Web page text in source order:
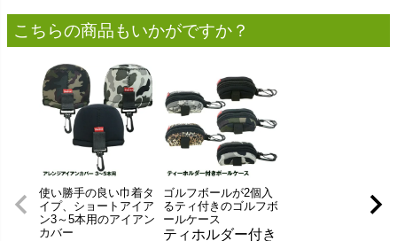
こちらの商品もいかがですか？
使い勝手の良い巾着タ
イプ、ショートアイア
ン3～5本用のアイアン
カバー
ゴルフボールが2個入
るティ付きのゴルフボ
ールケース
ティホルダー付き